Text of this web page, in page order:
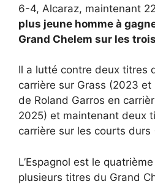
6-4, Alcaraz, maintenant
plus jeune homme à
Grand Chelem sur les
Il a lutté contre deux titres
carrière sur Grass (2023
de Roland Garros en
2025) et maintenant deux
carrière sur les courts durs
L’Espagnol est le
plusieurs titres du Grand